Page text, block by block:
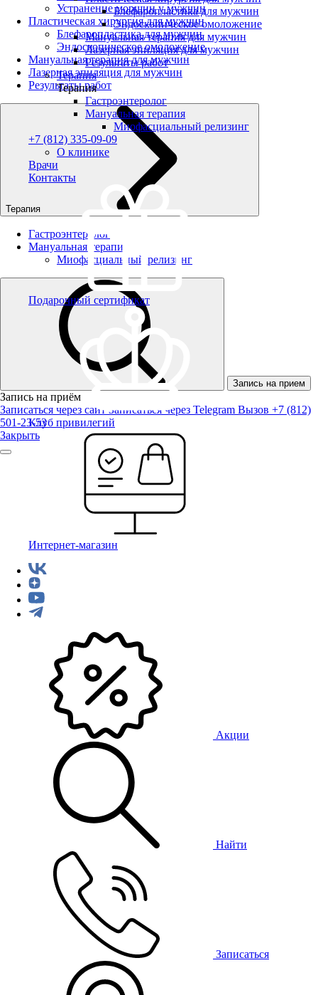
Устранение морщин у мужчин
Пластическая хирургия для мужчин
Блефаропластика для мужчин
Эндоскопическое омоложение
Мануальная терапия для мужчин
Лазерная эпиляция для мужчин
Результаты работ
Терапия
Гастроэнтеролог
Мануальная терапия
Миофасциальный релизинг
Запись на прием
Запись на приём
Записаться через сайт Записаться через Telegram Вызов +7 (812)
501-23-53
Закрыть
Блефаропластика для мужчин
Эндоскопическое омоложение
Мануальная терапия для мужчин
Лазерная эпиляция для мужчин
Результаты работ
Терапия
Терапия
Гастроэнтеролог
Мануальная терапия
Миофасциальный релизинг
+7 (812) 335-09-09
О клинике
Врачи
Контакты
Подарочный сертификат
Клуб привилегий
Интернет-магазин
Акции
Найти
Записаться